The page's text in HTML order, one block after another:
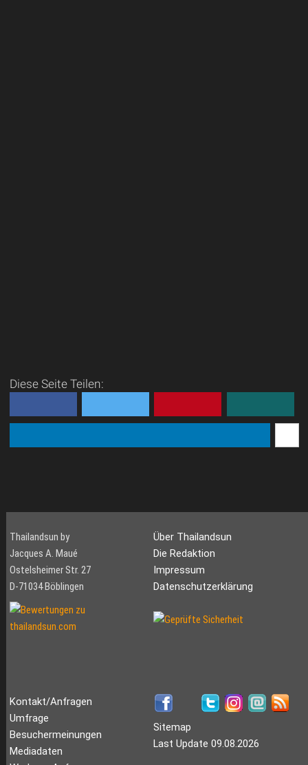
Diese Seite Teilen:
Thailandsun by
Jacques A. Maué
Ostelsheimer Str. 27
D-71034 Böblingen
Über Thailandsun
Die Redaktion
Impressum
Datenschutzerklärung
Kontakt/Anfragen
Umfrage
Besuchermeinungen
Mediadaten
Sitemap
Last Update 09.08.2026